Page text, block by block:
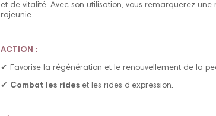
et de vitalité. Avec son utilisation, vous remarquerez
rajeunie.
ACTION :
✔︎ Favorise la régénération et le renouvellement de la
✔︎ Combat les rideset les rides d’expression.